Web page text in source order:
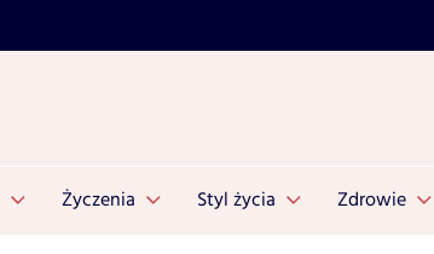
Życzenia Styl życia Zdrowie